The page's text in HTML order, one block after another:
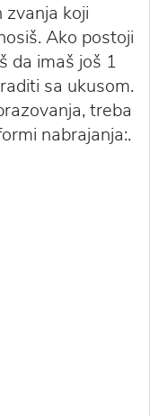
koji
Ako postoji
da imaš još 1
sa ukusom.
treba
nabrajanja:.